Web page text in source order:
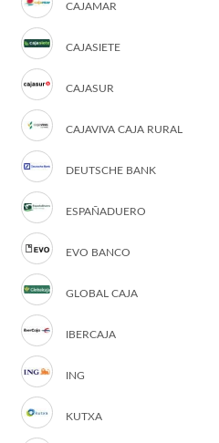
CAJAMAR
CAJASIETE
CAJASUR
CAJAVIVA CAJA RURAL
DEUTSCHE BANK
ESPAÑADUERO
EVO BANCO
GLOBAL CAJA
IBERCAJA
ING
KUTXA